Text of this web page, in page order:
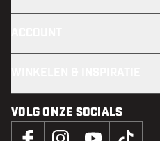
VOLG ONZE SOCIALS